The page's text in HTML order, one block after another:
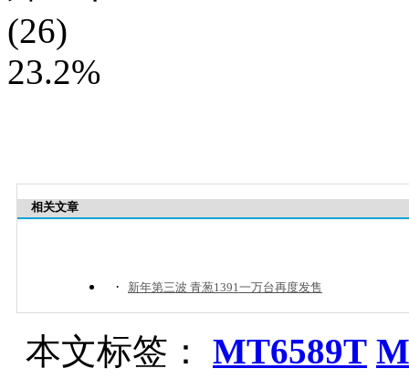
(26)
23.2%
相关文章
· 新年第三波 青葱1391一万台再度发售
本文标签： MT6589T